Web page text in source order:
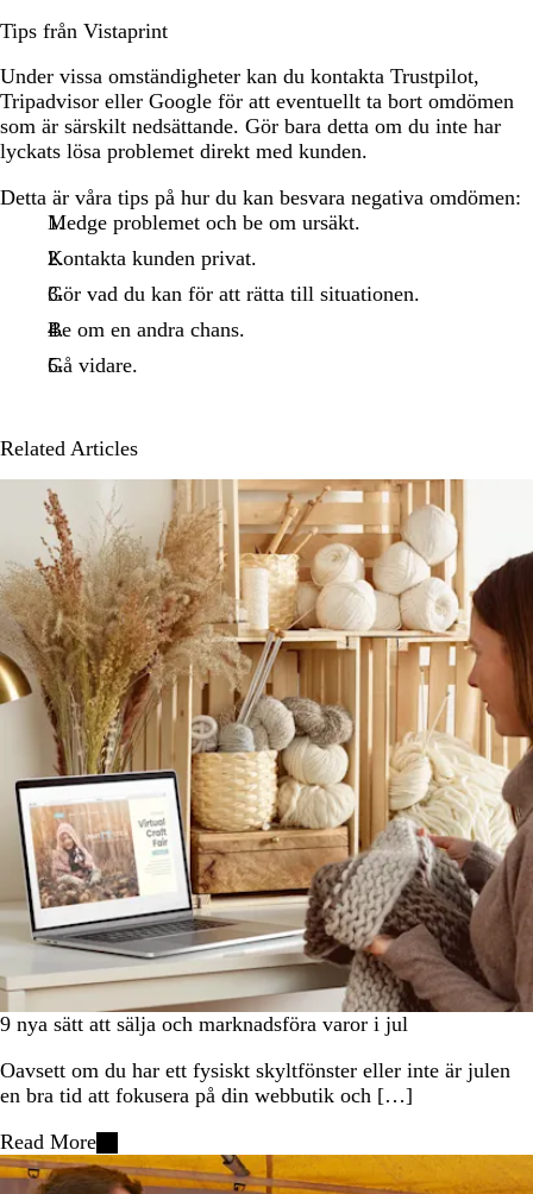
Tips från Vistaprint
Under vissa omständigheter kan du kontakta Trustpilot,
Tripadvisor eller Google för att eventuellt ta bort omdömen
som är särskilt nedsättande. Gör bara detta om du inte har
lyckats lösa problemet direkt med kunden.
Detta är våra tips på hur du kan besvara negativa omdömen:
Medge problemet och be om ursäkt.
Kontakta kunden privat.
Gör vad du kan för att rätta till situationen.
Be om en andra chans.
Gå vidare.
Related Articles
9 nya sätt att sälja och marknadsföra varor i jul
Oavsett om du har ett fysiskt skyltfönster eller inte är julen
en bra tid att fokusera på din webbutik och […]
Read More